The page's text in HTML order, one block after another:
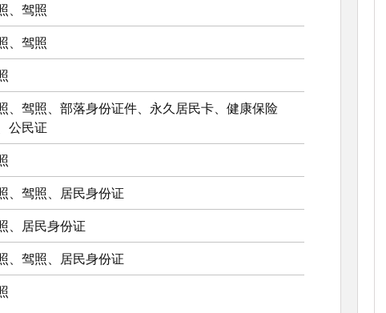
、驾照
、驾照
、驾照、部落身份证件、永久居民卡、健康保险
公民证
、驾照、居民身份证
、居民身份证
、驾照、居民身份证